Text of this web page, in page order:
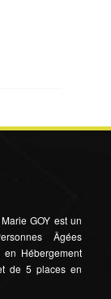
GOY est un
Âgées
Hébergement
de 5 places en